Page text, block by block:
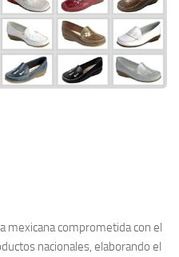
mexicana comprometida con el
nacionales, elaborando el